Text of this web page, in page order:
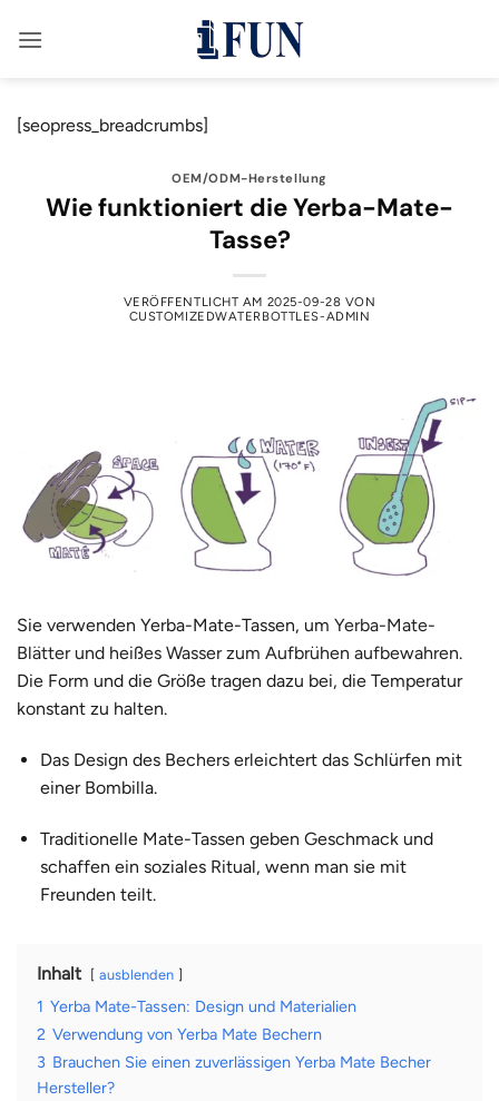
Inhalt
[seopress_breadcrumbs]
OEM/ODM-Herstellung
Wie funktioniert die Yerba-Mate-
Tasse?
VERÖFFENTLICHT AM 2025-09-28 VON
CUSTOMIZEDWATERBOTTLES-ADMIN
Sie verwenden Yerba-Mate-Tassen, um Yerba-Mate-
Blätter und heißes Wasser zum Aufbrühen aufbewahren.
Die Form und die Größe tragen dazu bei, die Temperatur
konstant zu halten.
Das Design des Bechers erleichtert das Schlürfen mit
einer Bombilla.
Traditionelle Mate-Tassen geben Geschmack und
schaffen ein soziales Ritual, wenn man sie mit
Freunden teilt.
Inhalt ausblenden
1 Yerba Mate-Tassen: Design und Materialien
2 Verwendung von Yerba Mate Bechern
3 Brauchen Sie einen zuverlässigen Yerba Mate Becher
Hersteller?